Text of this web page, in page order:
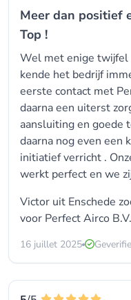
Meer dan positief
Top !
Wel met enige twijfel
kende het bedrijf
eerste contact met
daarna een uiterst
aansluiting en goede
daarna nog even een
initiatief verricht .
werkt perfect en we
Victor uit Enschede
voor Perfect Airco B.V.
16 juillet 2025